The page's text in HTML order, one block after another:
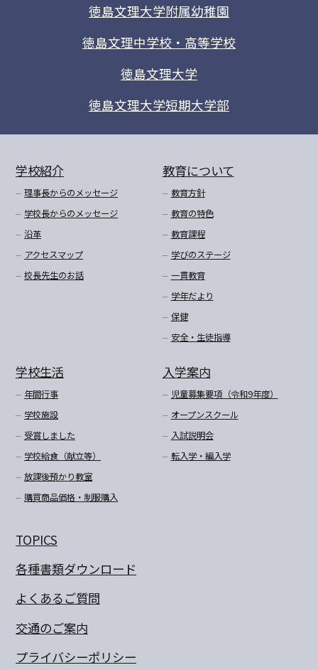
徳島文理大学附属幼稚園
徳島文理中学校・高等学校
徳島文理大学
徳島文理大学短期大学部
学校紹介
理事長からのメッセージ
学校長からのメッセージ
沿革
アクセスマップ
校長先生のお話
教育について
教育方針
教育の特色
教育課程
学びのステージ
一貫教育
学年だより
保健
安全・生徒指導
学校生活
年間行事
学校施設
受賞しました
学校給食（献立等）
放課後預かり教室
購買商品価格・制服購入
入学案内
児童募集要項（令和9年度）
オープンスクール
入試説明会
転入学・編入学
TOPICS
各種書類ダウンロード
よくあるご質問
交通のご案内
プライバシーポリシー